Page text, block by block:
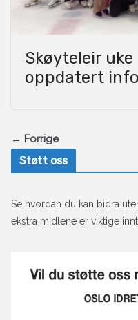
Skøyteleir
oppdatert
← Forrige
Støtt oss
Se hvordan du kan bidra
ekstra midlene er viktige